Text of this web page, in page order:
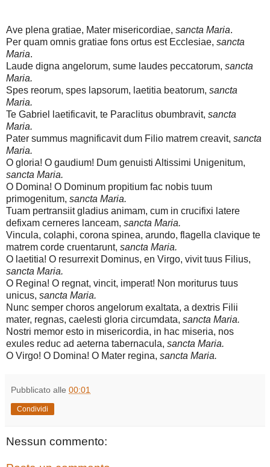
Ave plena gratiae, Mater misericordiae, sancta Maria.
Per quam omnis gratiae fons ortus est Ecclesiae, sancta
Maria.
Laude digna angelorum, sume laudes peccatorum, sancta
Maria.
Spes reorum, spes lapsorum, laetitia beatorum, sancta
Maria.
Te Gabriel laetificavit, te Paraclitus obumbravit, sancta
Maria.
Pater summus magnificavit dum Filio matrem creavit, sancta
Maria.
O gloria! O gaudium! Dum genuisti Altissimi Unigenitum,
sancta Maria.
O Domina! O Dominum propitium fac nobis tuum
primogenitum, sancta Maria.
Tuam pertransiit gladius animam, cum in crucifixi latere
defixam cerneres lanceam, sancta Maria.
Vincula, colaphi, corona spinea, arundo, flagella clavique te
matrem corde cruentarunt, sancta Maria.
O laetitia! O resurrexit Dominus, en Virgo, vivit tuus Filius,
sancta Maria.
O Regina! O regnat, vincit, imperat! Non moriturus tuus
unicus, sancta Maria.
Nunc semper choros angelorum exaltata, a dextris Filii
mater, regnas, caelesti gloria circumdata, sancta Maria.
Nostri memor esto in misericordia, in hac miseria, nos
exules reduc ad aeterna tabernacula, sancta Maria.
O Virgo! O Domina! O Mater regina, sancta Maria.
Pubblicato alle 00:01
Condividi
Nessun commento: